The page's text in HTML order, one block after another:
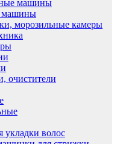
машины
машины
морозильные камеры
очистители
укладки волос